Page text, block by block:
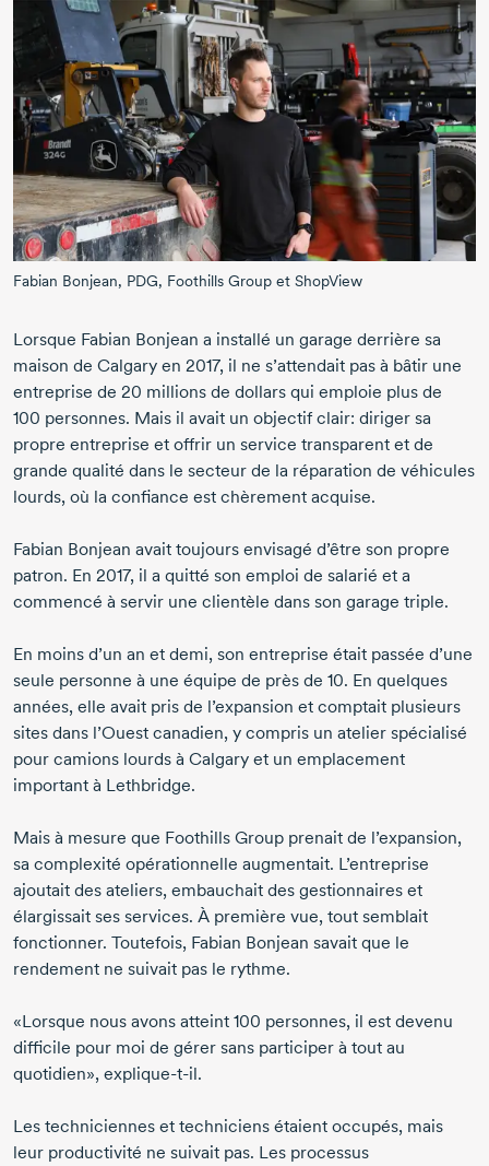
Fabian Bonjean, PDG, Foothills Group et ShopView
Lorsque Fabian Bonjean a installé un garage derrière sa
maison de Calgary en 2017, il ne s’attendait pas à bâtir une
entreprise de 20 millions de dollars qui emploie plus de
100 personnes. Mais il avait un objectif clair: diriger sa
propre entreprise et offrir un service transparent et de
grande qualité dans le secteur de la réparation de véhicules
lourds, où la confiance est chèrement acquise.
Fabian Bonjean avait toujours envisagé d’être son propre
patron. En 2017, il a quitté son emploi de salarié et a
commencé à servir une clientèle dans son garage triple.
En moins d’un an et demi, son entreprise était passée d’une
seule personne à une équipe de près de 10. En quelques
années, elle avait pris de l’expansion et comptait plusieurs
sites dans l’Ouest canadien, y compris un atelier spécialisé
pour camions lourds à Calgary et un emplacement
important à Lethbridge.
Mais à mesure que Foothills Group prenait de l’expansion,
sa complexité opérationnelle augmentait. L’entreprise
ajoutait des ateliers, embauchait des gestionnaires et
élargissait ses services. À première vue, tout semblait
fonctionner. Toutefois, Fabian Bonjean savait que le
rendement ne suivait pas le rythme.
«Lorsque nous avons atteint 100 personnes, il est devenu
difficile pour moi de gérer sans participer à tout au
quotidien», explique-t-il.
Les techniciennes et techniciens étaient occupés, mais
leur productivité ne suivait pas. Les processus